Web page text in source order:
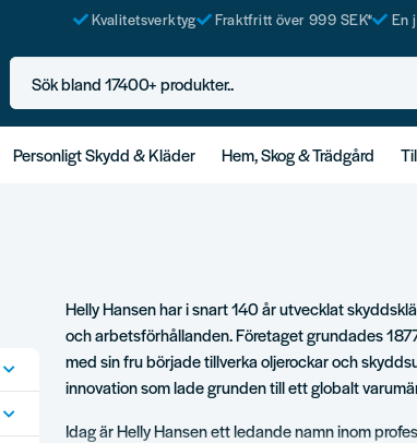
Kvalitetsverktyg Fraktfritt över 999 SEK* En
Sök bland 17400+ produkter..
Personligt Skydd & Kläder Hem, Skog & Trädgård
Helly Hansen har i snart 140 år utvecklat
och arbetsförhållanden. Företaget grundades
med sin fru började tillverka oljerockar och
innovation som lade grunden till ett globalt
Idag är Helly Hansen ett ledande namn inom